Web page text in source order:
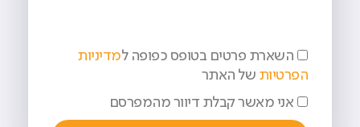
השארת פרטים בטופס כפופה למדיניות
הפרטיות של האתר
אני מאשר קבלת דיוור מהמפרסם